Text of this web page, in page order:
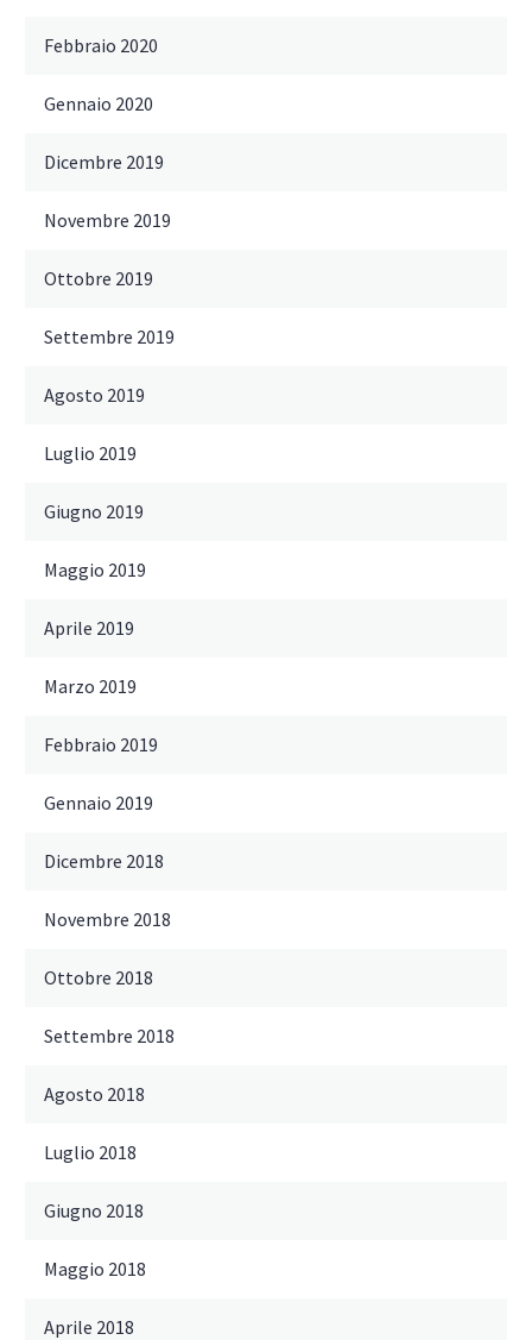
Febbraio 2020
Gennaio 2020
Dicembre 2019
Novembre 2019
Ottobre 2019
Settembre 2019
Agosto 2019
Luglio 2019
Giugno 2019
Maggio 2019
Aprile 2019
Marzo 2019
Febbraio 2019
Gennaio 2019
Dicembre 2018
Novembre 2018
Ottobre 2018
Settembre 2018
Agosto 2018
Luglio 2018
Giugno 2018
Maggio 2018
Aprile 2018